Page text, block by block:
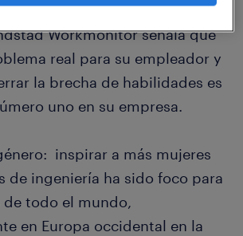
los 39 países que considera
Workmonitor señala que
real para su empleador y
la brecha de habilidades es
uno en su empresa.
inspirar a más mujeres
de ingeniería ha sido foco para
todo el mundo,
en Europa occidental en la